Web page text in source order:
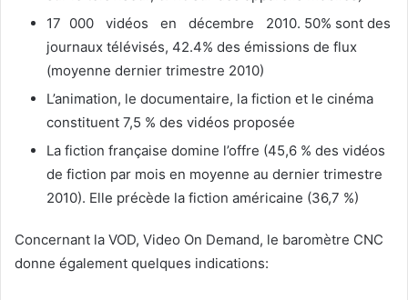
17 000 vidéos en décembre 2010. 50% sont des
journaux télévisés, 42.4% des émissions de flux
(moyenne dernier trimestre 2010)
L’animation, le documentaire, la fiction et le cinéma
constituent 7,5 % des vidéos proposée
La fiction française domine l’offre (45,6 % des vidéos
de fiction par mois en moyenne au dernier trimestre
2010). Elle précède la fiction américaine (36,7 %)
Concernant la VOD, Video On Demand, le baromètre CNC
donne également quelques indications: